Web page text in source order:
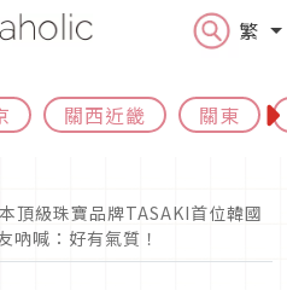
繁
關西近畿 關東
頂級珠寶品牌TASAKI首位韓國
吶喊：好有氣質！